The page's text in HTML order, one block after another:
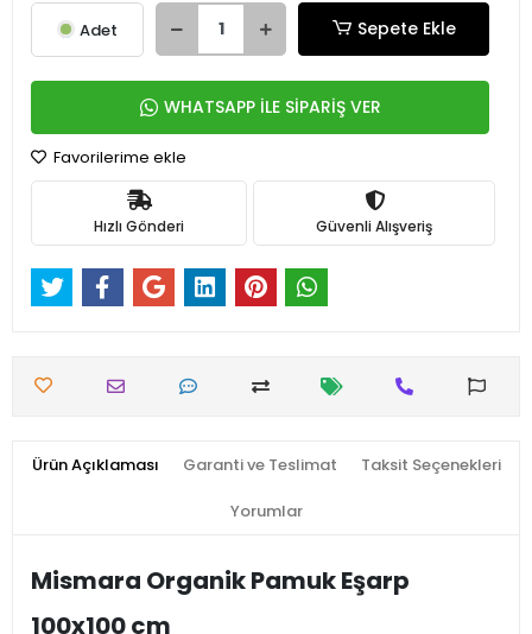
Adet Sepete Ekle
WHATSAPP İLE SİPARİŞ VER
Favorilerime ekle
Hızlı Gönderi Güvenli Alışveriş
Ürün Açıklaması Garanti ve Teslimat Taksit Seçenekleri
Yorumlar
Mismara Organik Pamuk Eşarp
100x100 cm